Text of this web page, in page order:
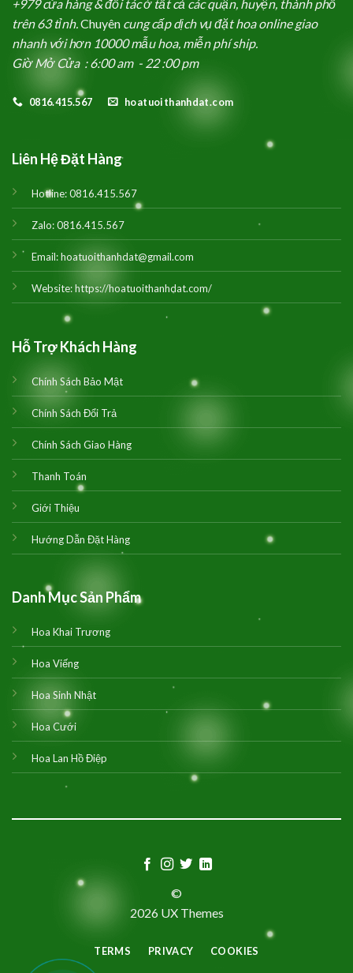
+979 cửa hàng & đối tác ở tất cả các quận, huyện, thành phố
trên 63 tỉnh.Chuyên cung cấp dịch vụ đặt hoa online giao
nhanh với hơn 10000 mẫu hoa, miễn phí ship.
Giờ Mở Cửa : 6:00 am - 22 :00 pm
0816.415.567 hoatuoithanhdat.com
Liên Hệ Đặt Hàng
Hotline:0816.415.567
Zalo:0816.415.567
Email:hoatuoithanhdat@gmail.com
Website:https://hoatuoithanhdat.com/
Hỗ Trợ Khách Hàng
Chính Sách Bảo Mật
Chính Sách Đổi Trả
Chính Sách Giao Hàng
Thanh Toán
Giới Thiệu
Hướng Dẫn Đặt Hàng
Danh Mục Sản Phẩm
Hoa Khai Trương
Hoa Viếng
Hoa Sinh Nhật
Hoa Cưới
Hoa Lan Hồ Điệp
©
2026 UX Themes
TERMS PRIVACY COOKIES